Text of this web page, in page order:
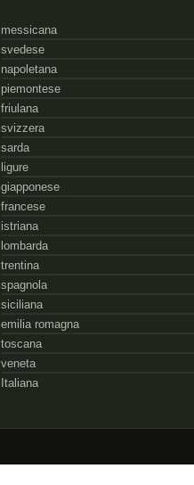
messicana
svedese
napoletana
piemontese
friulana
svizzera
sarda
ligure
giapponese
francese
istriana
lombarda
trentina
spagnola
siciliana
emilia romagna
toscana
veneta
Italiana